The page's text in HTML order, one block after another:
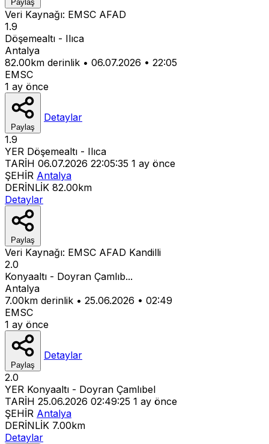
Paylaş
Veri Kaynağı: EMSC AFAD
1.9
Döşemealtı - Ilıca
Antalya
82.00km derinlik • 06.07.2026 • 22:05
EMSC
1 ay önce
Paylaş
Detaylar
1.9
YER Döşemealtı - Ilıca
TARİH 06.07.2026 22:05:35 1 ay önce
ŞEHİR Antalya
DERİNLİK 82.00km
Detaylar
Paylaş
Veri Kaynağı: EMSC AFAD Kandilli
2.0
Konyaaltı - Doyran Çamlıb...
Antalya
7.00km derinlik • 25.06.2026 • 02:49
EMSC
1 ay önce
Paylaş
Detaylar
2.0
YER Konyaaltı - Doyran Çamlıbel
TARİH 25.06.2026 02:49:25 1 ay önce
ŞEHİR Antalya
DERİNLİK 7.00km
Detaylar